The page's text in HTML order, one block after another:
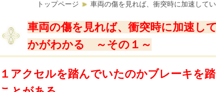
トップページ 車両の傷を見れば、衝突時に加速して
車両の傷を見れば、衝突時に加速し
かがわかる ～その１～
１アクセルを踏んでいたのかブレーキを